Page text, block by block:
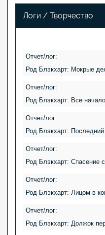
Логи / Творчество
Отчет/лог:
Род Блэкхарт: Мокрые
Отчет/лог:
Род Блэкхарт: Все
Отчет/лог:
Род Блэкхарт: Последний
Отчет/лог:
Род Блэкхарт: Спасение
Отчет/лог:
Род Блэкхарт: Лицом в
Отчет/лог:
Род Блэкхарт: Должок